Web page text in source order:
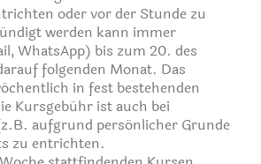
oder vor der Stunde zu
werden kann immer
WhatsApp) bis zum 20. des
folgenden Monat. Das
in fest bestehenden
Kursgebühr ist auch bei
aufgrund persönlicher Grunde
zu entrichten.